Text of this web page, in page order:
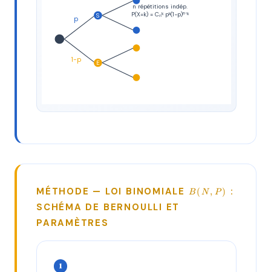
p
1−p
S
E
n répétitions indép.
P(X=k) = Cₙᵏ pᵏ(1−p)ⁿ⁻ᵏ
MÉTHODE — LOI BINOMIALE
B(N,
P)
B(N, P) :
SCHÉMA DE BERNOULLI ET
PARAMÈTRES
1